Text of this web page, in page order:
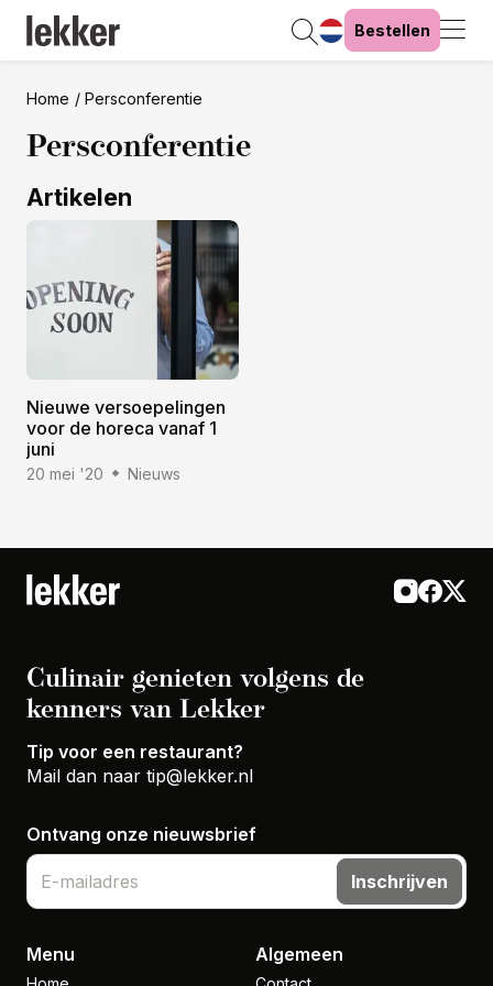
Bestellen
Home Persconferentie
Persconferentie
Artikelen
Nieuwe versoepelingen
voor de horeca vanaf 1
juni
20 mei '20 Nieuws
Culinair genieten volgens de
kenners van Lekker
Tip voor een restaurant?
Mail dan naar tip@lekker.nl
Ontvang onze nieuwsbrief
Inschrijven
Menu Algemeen